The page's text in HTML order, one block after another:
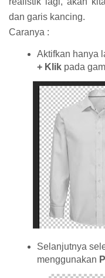
dan garis kancing.
Caranya :
Aktifkan hanya
+ Klik pada
Selanjutnya
menggunakan